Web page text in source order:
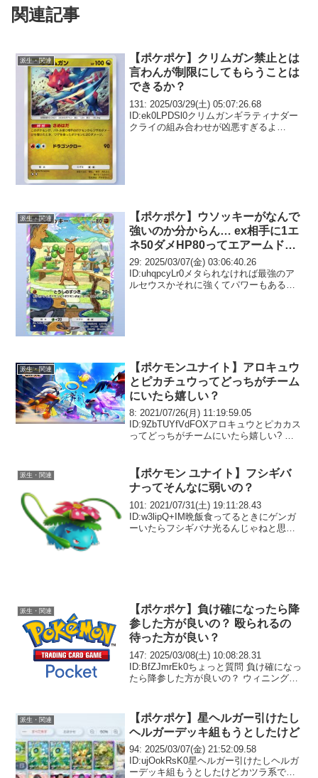
関連記事
派生・関連
【ポケポケ】クリムガン禁止とは
言わんが制限にしてもらうことは
できるか？
131: 2025/03/29(土) 05:07:26.68
ID:ek0LPDSl0クリムガンギラティナダー
クライの組み合わせが凶悪すぎるよ
派生・関連
【ポケポケ】ウソッキーがなんで
強いのか分からん… ex相手に1エ
ネ50ダメHP80ってエアームドじ
ゃん
29: 2025/03/07(金) 03:06:40.26
ID:uhqpcyLr0メタられなければ最強のア
ルセウスかそれに強くてパワーもあるウ
派生・関連
【ポケモンユナイト】アロキュウ
とピカチュウってどっちがチーム
にいたら嬉しい？
8: 2021/07/26(月) 11:19:59.05
ID:9ZbTUYfVdFOXアロキュウとピカカス
ってどっちがチームにいたら嬉しい? ピ
派生・関連
【ポケモン ユナイト】フシギバ
ナってそんなに弱いの？
101: 2021/07/31(土) 19:11:28.43
ID:w3lipQ+IM晩飯食ってるときにゲンガ
ーいたらフシギバナ光るんじゃねと思っ
派生・関連
【ポケポケ】負け確になったら降
参した方が良いの？ 殴られるの
待った方が良い？
147: 2025/03/08(土) 10:08:28.31
ID:BfZJmrEk0ちょっと質問 負け確になっ
たら降参した方が良いの？ ウィニングラ
派生・関連
【ポケポケ】星ヘルガー引けたし
ヘルガーデッキ組もうとしたけど
94: 2025/03/07(金) 21:52:09.58
ID:ujOokRsK0星ヘルガー引けたしヘルガ
ーデッキ組もうとしたけどカツラ系でア